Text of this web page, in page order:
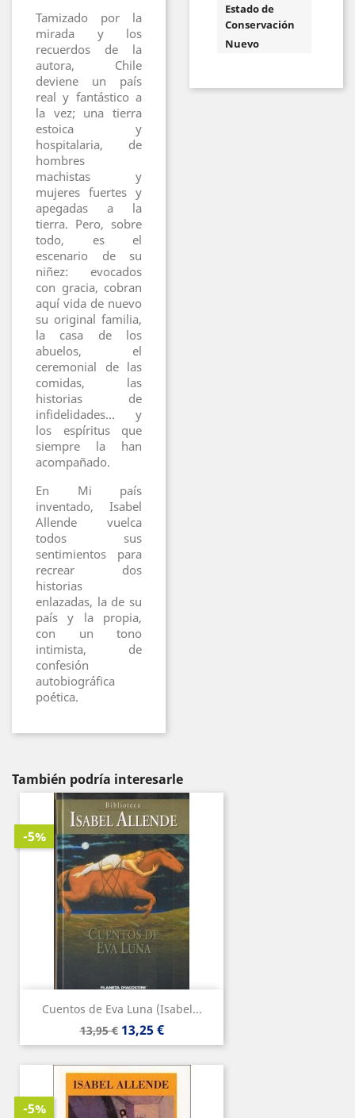
Tamizado por la
mirada y los
recuerdos de la
autora, Chile
deviene un país
real y fantástico a
la vez; una tierra
estoica y
hospitalaria, de
hombres
machistas y
mujeres fuertes y
apegadas a la
tierra. Pero, sobre
todo, es el
escenario de su
niñez: evocados
con gracia, cobran
aquí vida de nuevo
su original familia,
la casa de los
abuelos, el
ceremonial de las
comidas, las
historias de
infidelidades... y
los espíritus que
siempre la han
acompañado.
En Mi país
inventado, Isabel
Allende vuelca
todos sus
sentimientos para
recrear dos
historias
enlazadas, la de su
país y la propia,
con un tono
intimista, de
confesión
autobiográfica
poética.
Estado de
Conservación
Nuevo
También podría interesarle
Cuentos de Eva Luna (Isabel...
Precio
base
13,95 €
-5%
Precio
13,25 €
-5%